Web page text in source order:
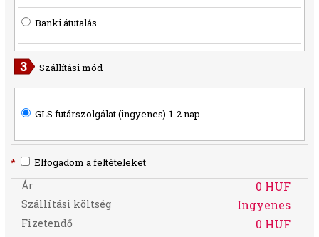
Banki átutalás
Szállítási mód
GLS futárszolgálat (ingyenes) 1-2 nap
* Elfogadom a feltételeket
Ár 0 HUF
Szállítási költség Ingyenes
Fizetendő 0 HUF